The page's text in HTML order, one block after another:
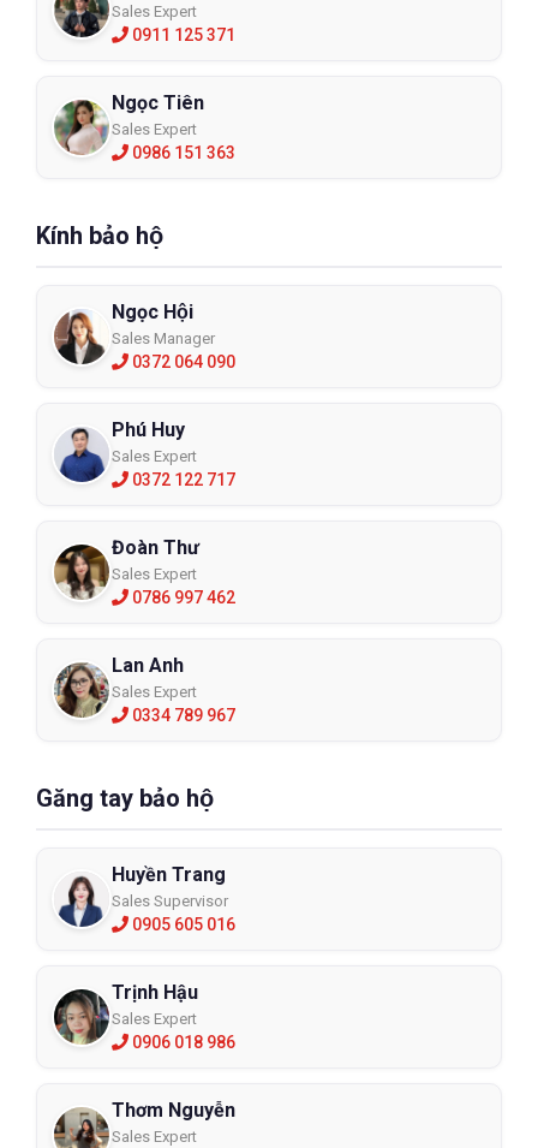
Sales Expert
0911 125 371
Ngọc Tiên
Sales Expert
0986 151 363
Kính bảo hộ
Ngọc Hội
Sales Manager
0372 064 090
Phú Huy
Sales Expert
0372 122 717
Đoàn Thư
Sales Expert
0786 997 462
Lan Anh
Sales Expert
0334 789 967
Găng tay bảo hộ
Huyền Trang
Sales Supervisor
0905 605 016
Trịnh Hậu
Sales Expert
0906 018 986
Thơm Nguyễn
Sales Expert